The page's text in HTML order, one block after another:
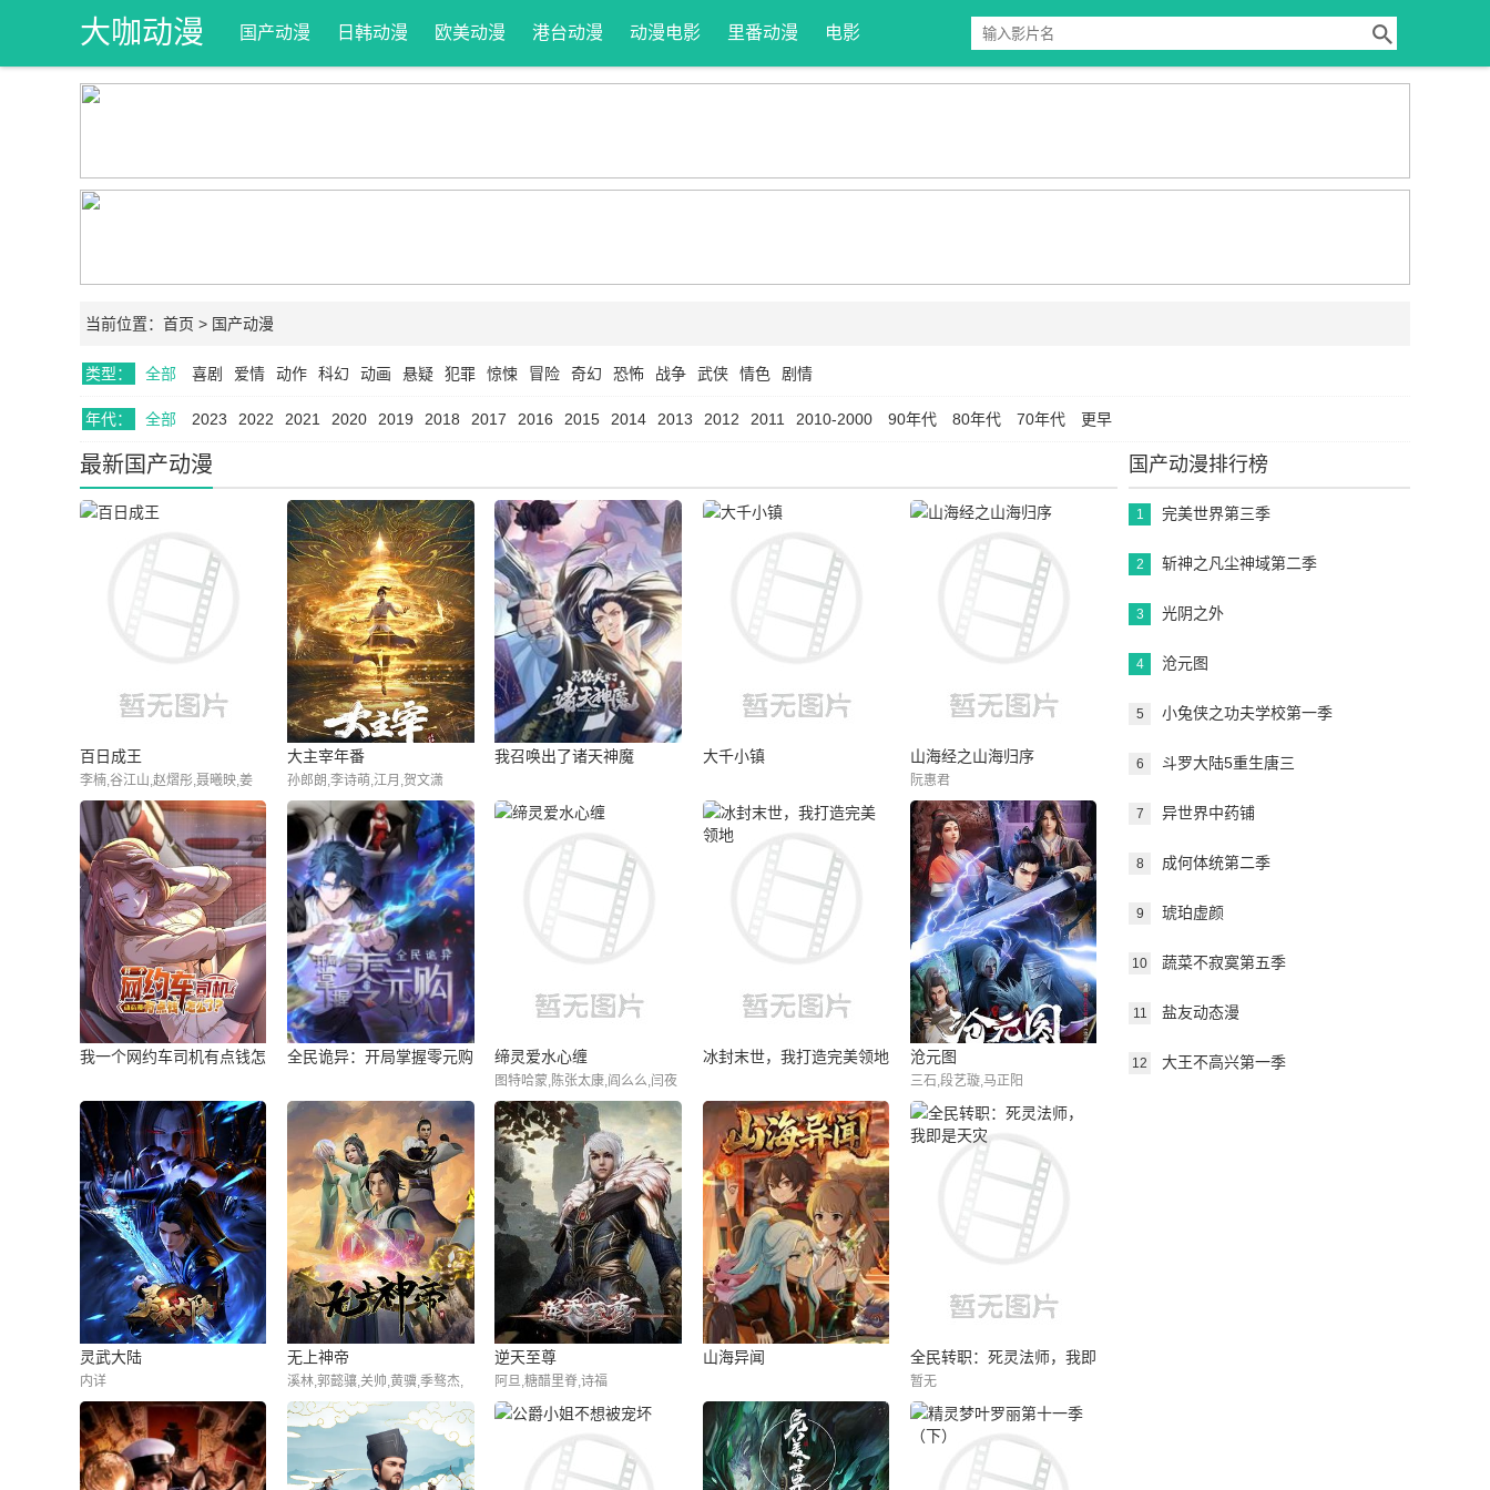
大咖动漫
网
国产动漫 日韩动漫 欧美动漫 港台动漫 动漫电影 里番动漫 电影
当前位置： 首页 > 国产动漫
类型： 全部 喜剧 爱情 动作 科幻 动画 悬疑 犯罪 惊悚 冒险 奇幻 恐怖 战争 武侠 情色 剧情
年代： 全部 2023 2022 2021 2020 2019 2018 2017 2016 2015 2014 2013 2012 2011 2010-2000 90年代 80年代 70年代 更早
最新国产动漫
百日成王
李楠,谷江山,赵熠彤,聂曦映,姜
贺,张福正,若瑾
大主宰年番
孙郎朗,李诗萌,江月,贺文潇
我召唤出了诸天神魔 大千小镇 山海经之山海归序
阮惠君
我一个网约车司机有点钱怎
全民诡异：开局掌握零元购 缔灵爱水心缠
图特哈蒙,陈张太康,阎么么,闫夜
桥,陆庚宜,郝祥海,林柏青,刘知否
冰封末世，我打造完美领地 沧元图
三石,段艺璇,马正阳
灵武大陆
内详
无上神帝
溪林,郭懿骧,关帅,黄骥,季骜杰,
钟巍,烈之流星,蘭雨馨,张妮,徐
翔,Akira明,柳知萧
逆天至尊
阿旦,糖醋里脊,诗福
山海异闻
全民转职：死灵法师，我即
是天灾
暂无
国产动漫排行榜
1 完美世界第三季
2 斩神之凡尘神域第二季
3 光阴之外
4 沧元图
5 小兔侠之功夫学校第一季
6 斗罗大陆5重生唐三
7 异世界中药铺
8 成何体统第二季
9 琥珀虚颜
10 蔬菜不寂寞第五季
11 盐友动态漫
12 大王不高兴第一季